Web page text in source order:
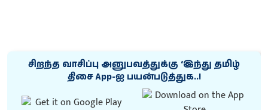
சிறந்த வாசிப்பு அனுபவத்துக்கு ‘இந்து தமிழ்
திசை App-ஐ பயன்படுத்துக..!